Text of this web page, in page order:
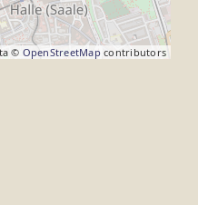
© OpenStreetMap contributors